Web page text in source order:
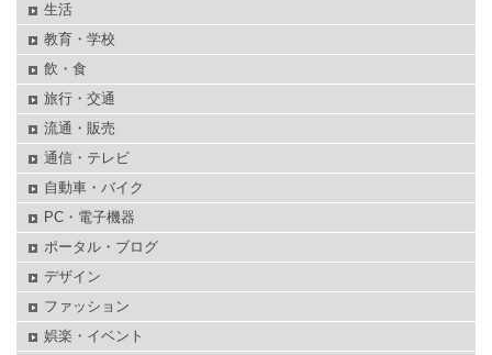
生活
教育・学校
飲・食
旅行・交通
流通・販売
通信・テレビ
自動車・バイク
PC・電子機器
ポータル・ブログ
デザイン
ファッション
娯楽・イベント